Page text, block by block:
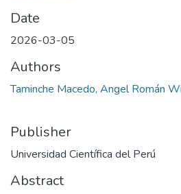
Date
2026-03-05
Authors
Taminche Macedo, Angel Román
Publisher
Universidad Científica del Perú
Abstract